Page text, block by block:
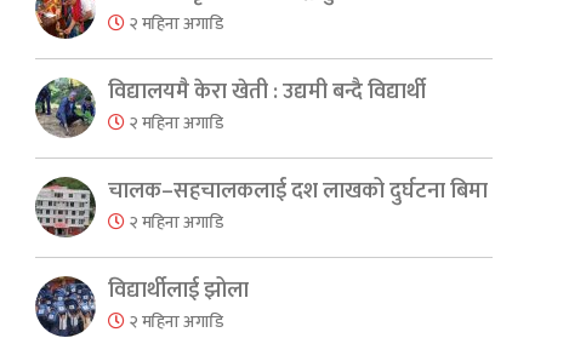
२ महिना अगाडि
विद्यालयमै केरा खेती : उद्यमी बन्दै विद्यार्थी
२ महिना अगाडि
चालक–सहचालकलाई दश लाखको दुर्घटना बिमा
२ महिना अगाडि
विद्यार्थीलाई झोला
२ महिना अगाडि